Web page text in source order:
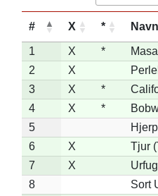
# X * Navn
1 X *
2
X
3
X *
4
X *
5
6
X
Tjur
7
X
8
Sort